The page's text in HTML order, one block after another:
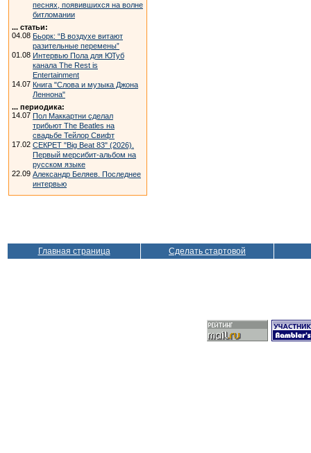
песнях, появившихся на волне
битломании
... статьи:
04.08 Бьорк: “В воздухе витают
разительные перемены”
01.08 Интервью Пола для ЮТуб
канала The Rest is
Entertainment
14.07 Книга "Слова и музыка Джона
Леннона"
... периодика:
14.07 Пол Маккартни сделал
трибьют The Beatles на
свадьбе Тейлор Свифт
17.02 СЕКРЕТ "Big Beat 83" (2026).
Первый мерсибит-альбом на
русском языке
22.09 Александр Беляев. Последнее
интервью
Главная страница Сделать стартовой